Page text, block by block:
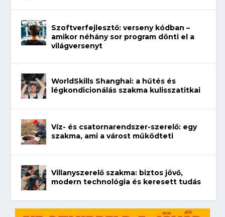
Szoftverfejlesztő: verseny kódban –
amikor néhány sor program dönti el a
világversenyt
WorldSkills Shanghai: a hűtés és
légkondicionálás szakma kulisszatitkai
Víz- és csatornarendszer-szerelő: egy
szakma, ami a várost működteti
Villanyszerelő szakma: biztos jövő,
modern technológia és keresett tudás